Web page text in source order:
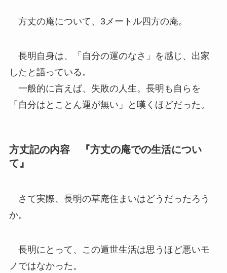
方丈の庵について、3メートル四方の庵。
長明自身は、「自分の運のなさ」を感じ、出家
したと語っている。
一般的に言えば、失敗の人生。長明も自らを
「自分はとことん運が無い」と嘆くほどだった。
方丈記の内容 『方丈の庵での生活につい
て』
さて実際、長明の草庵住まいはどうだったろう
か。
長明にとって、この遁世生活は思うほど悪いモ
ノではなかった。